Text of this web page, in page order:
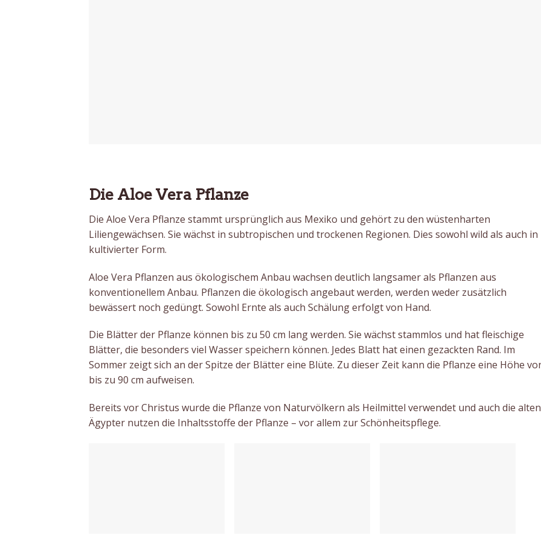
Die Aloe Vera Pflanze
Die Aloe Vera Pflanze stammt ursprünglich aus Mexiko und gehört zu den wüstenharten
Liliengewächsen. Sie wächst in subtropischen und trockenen Regionen. Dies sowohl wild als auch in
kultivierter Form.
Aloe Vera Pflanzen aus ökologischem Anbau wachsen deutlich langsamer als Pflanzen aus
konventionellem Anbau. Pflanzen die ökologisch angebaut werden, werden weder zusätzlich
bewässert noch gedüngt. Sowohl Ernte als auch Schälung erfolgt von Hand.
Die Blätter der Pflanze können bis zu 50 cm lang werden. Sie wächst stammlos und hat fleischige
Blätter, die besonders viel Wasser speichern können. Jedes Blatt hat einen gezackten Rand. Im
Sommer zeigt sich an der Spitze der Blätter eine Blüte. Zu dieser Zeit kann die Pflanze eine Höhe
bis zu 90 cm aufweisen.
Bereits vor Christus wurde die Pflanze von Naturvölkern als Heilmittel verwendet und auch die alten
Ägypter nutzen die Inhaltsstoffe der Pflanze – vor allem zur Schönheitspflege.